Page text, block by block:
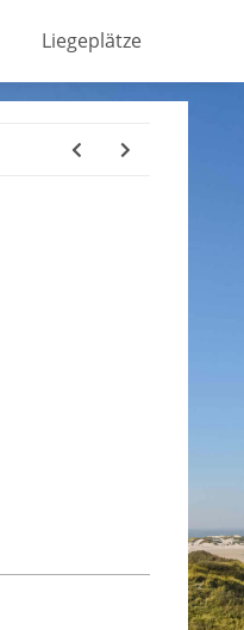
Liegeplätze